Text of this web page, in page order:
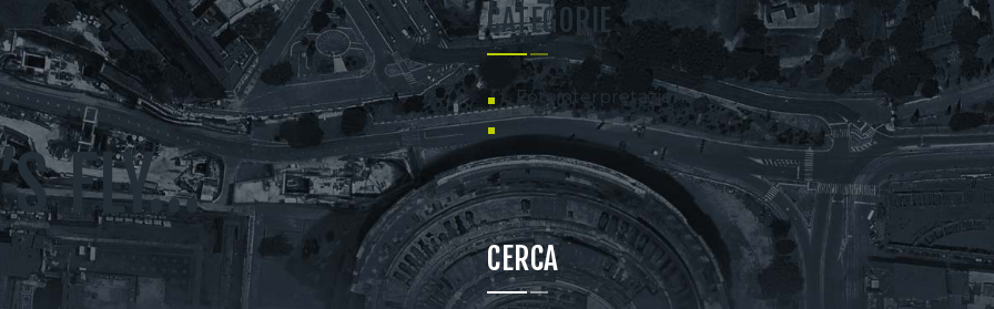
FLY…
CATEGORIE
Fotointerpretazione
Rilievi
CERCA